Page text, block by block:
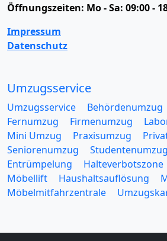
Öffnungszeiten: Mo - Sa: 09:00 -
Impressum
Datenschutz
Umzugsservice
Umzugsservice Behördenumzug
Fernumzug
Firmenumzug
Mini Umzug
Praxisumzug
Seniorenumzug
Studentenumzug
Entrümpelung
Halteverbotszone
Möbellift
Haushaltsauflösung
Möbelmitfahrzentrale